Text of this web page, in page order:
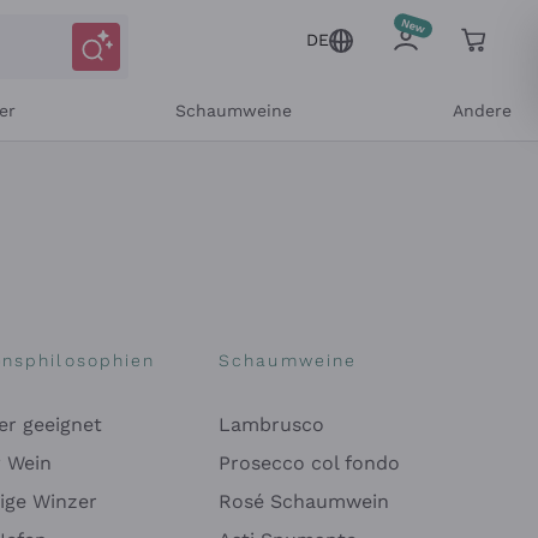
DE
Schaumweine Andere
geeignet
Winzer
Schaumweine
Lambrusco
Prosecco col fondo
Rosé Schaumwein
und personalisierten Angeboten